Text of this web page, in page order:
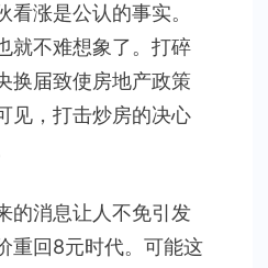
涨是公认的事实。
就不难想象了。打碎
换届致使房地产政策
见，打击炒房的决心
的消息让人不免引发
重回8元时代。可能这